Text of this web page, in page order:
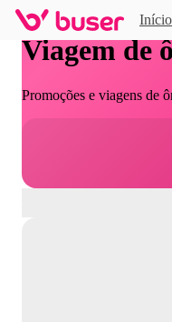
Início
Viagem de
Promoções e viagens de